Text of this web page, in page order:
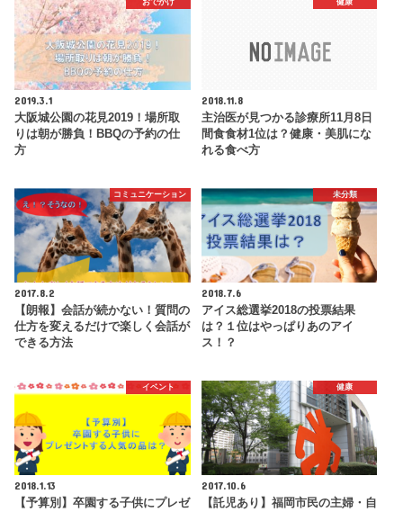
2019.3.1
大阪城公園の花見2019！場所取
りは朝が勝負！BBQの予約の仕
方
2018.11.8
主治医が見つかる診療所11月8日
間食食材1位は？健康・美肌にな
れる食べ方
コミュニケーション
2017.8.2
【朗報】会話が続かない！質問の
仕方を変えるだけで楽しく会話が
できる方法
未分類
2018.7.6
アイス総選挙2018の投票結果
は？１位はやっぱりあのアイ
ス！？
イベント
2018.1.13
【予算別】卒園する子供にプレゼ
健康
2017.10.6
【託児あり】福岡市民の主婦・自